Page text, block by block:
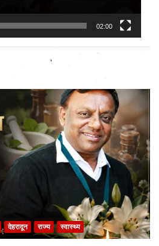
02:00
देहरादून राज्य स्वास्थ्य